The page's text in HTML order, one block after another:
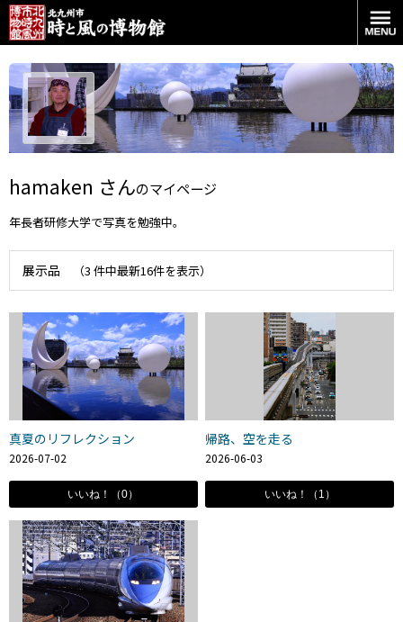
hamaken さんのマイページ
年長者研修大学で写真を勉強中。
展示品 （3 件中最新16件を表示）
真夏のリフレクション
2026-07-02
いいね！（0）
帰路、空を走る
2026-06-03
いいね！（1）